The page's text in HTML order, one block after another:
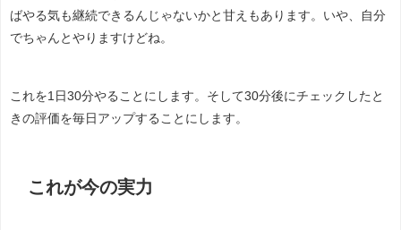
ばやる気も継続できるんじゃないかと甘えもあります。いや、自分
でちゃんとやりますけどね。
これを1日30分やることにします。そして30分後にチェックしたと
きの評価を毎日アップすることにします。
これが今の実力